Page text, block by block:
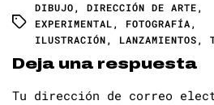
DIBUJO, DIRECCIÓN DE ARTE,
EXPERIMENTAL, FOTOGRAFÍA,
ILUSTRACIÓN, LANZAMIENTOS,
Deja una respuesta
Tu dirección de correo